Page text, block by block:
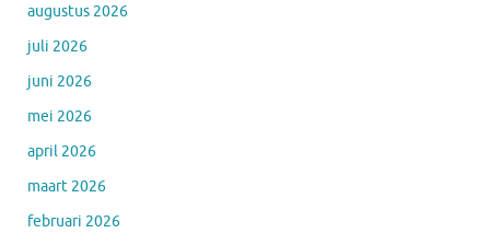
augustus 2026
juli 2026
juni 2026
mei 2026
april 2026
maart 2026
februari 2026